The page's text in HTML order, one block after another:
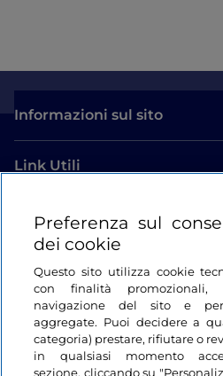
Informazioni sul sito
Link Utili
Login
Restiamo in contatto
Preferenza sul
dei cookie
Questo sito utilizza cookie
con finalità
navigazione del sito e
aggregate. Puoi decidere a
categoria) prestare, rifiutare o
in qualsiasi momento
sezione, cliccando su